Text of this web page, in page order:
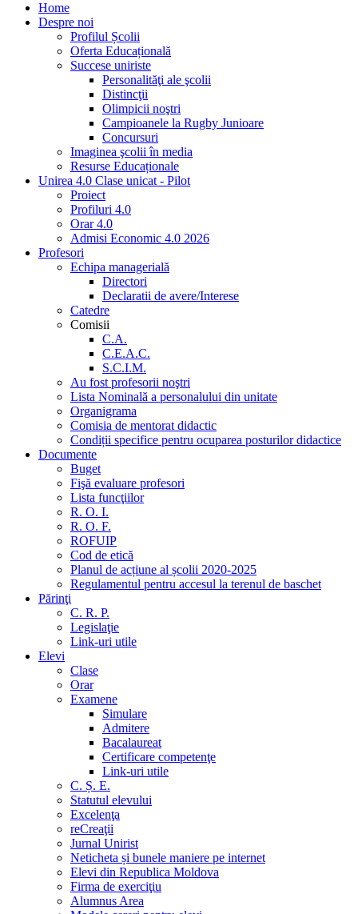
Home
Despre noi
Profilul Școlii
Oferta Educațională
Succese uniriste
Personalităţi ale şcolii
Distincţii
Olimpicii noştri
Campioanele la Rugby Junioare
Concursuri
Imaginea şcolii în media
Resurse Educaționale
Unirea 4.0 Clase unicat - Pilot
Proiect
Profiluri 4.0
Orar 4.0
Admisi Economic 4.0 2026
Profesori
Echipa managerială
Directori
Declaratii de avere/Interese
Catedre
Comisii
C.A.
C.E.A.C.
S.C.I.M.
Au fost profesorii noştri
Lista Nominală a personalului din unitate
Organigrama
Comisia de mentorat didactic
Condiții specifice pentru ocuparea posturilor didactice
Documente
Buget
Fişă evaluare profesori
Lista funcţiilor
R. O. I.
R. O. F.
ROFUIP
Cod de etică
Planul de acțiune al școlii 2020-2025
Regulamentul pentru accesul la terenul de baschet
Părinţi
C. R. P.
Legislaţie
Link-uri utile
Elevi
Clase
Orar
Examene
Simulare
Admitere
Bacalaureat
Certificare competenţe
Link-uri utile
C. Ș. E.
Statutul elevului
Excelenţa
reCreaţii
Jurnal Unirist
Neticheta și bunele maniere pe internet
Elevi din Republica Moldova
Firma de exerciţiu
Alumnus Area